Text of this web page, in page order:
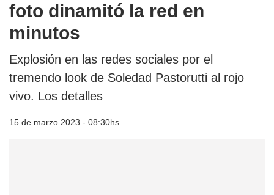
foto dinamitó la red en
minutos
Explosión en las redes sociales por el
tremendo look de Soledad Pastorutti al rojo
vivo. Los detalles
15 de marzo 2023 - 08:30hs